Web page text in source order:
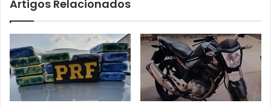
Artigos Relacionados